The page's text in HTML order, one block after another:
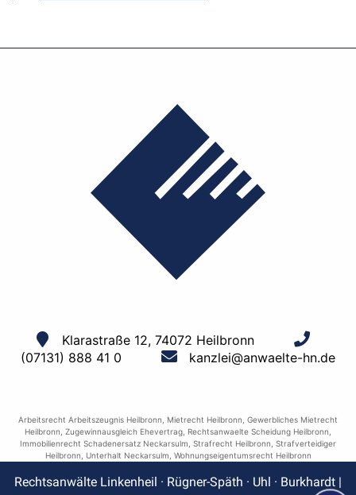
Klarastraße 12, 74072 Heilbronn
(07131) 888 41 0
kanzlei@anwaelte-hn.de
Arbeitsrecht Arbeitszeugnis Heilbronn Mietrecht Heilbronn Gewerbliches Mietrecht
Heilbronn Zugewinnausgleich Ehevertrag Rechtsanwaelte Scheidung Heilbronn
Immobilienrecht Schadenersatz Neckarsulm Strafrecht Heilbronn Strafverteidiger
Heilbronn
Unterhalt Neckarsulm Wohnungseigentumsrecht Heilbronn
Rechtsanwälte Linkenheil · Rügner-Späth · Uhl · Burkhardt |